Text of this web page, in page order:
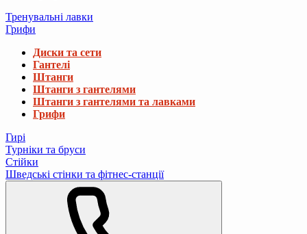
Тренувальні лавки
Грифи
Диски та сети
Гантелі
Штанги
Штанги з гантелями
Штанги з гантелями та лавками
Грифи
Гирі
Турніки та бруси
Стійки
Шведські стінки та фітнес-станції